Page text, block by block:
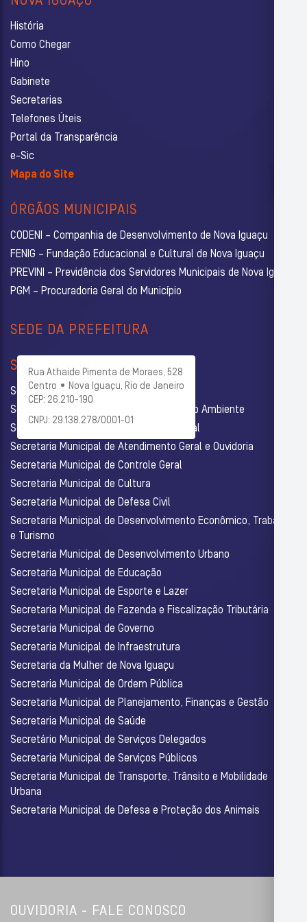
História
Como Chegar
Hino
Gabinete
Secretarias
Telefones Úteis
Portal da Transparência
e-Sic
Mapa do Site
ÓRGÃOS MUNICIPAIS
CODENI – Companhia de Desenvolvimento de Nova Iguaçu
FENIG – Fundação Educacional e Cultural de Nova Iguaçu
PREVINI – Previdência dos Servidores Municipais de Nova Iguaçu
PGM – Procuradoria Geral do Município
SEDE DA PREFEITURA
Rua Athaide Pimenta de Moraes, 528
Centro • Nova Iguaçu, Rio de Janeiro
CEP: 26.210-190
CNPJ: 29.138.278/0001-01
SECRETARIAS
Secretaria Municipal de Administração
Secretaria Municipal de Agricultura e Meio Ambiente
Secretaria Municipal de Assistência Social
Secretaria Municipal de Atendimento Geral e Ouvidoria
Secretaria Municipal de Controle Geral
Secretaria Municipal de Cultura
Secretaria Municipal de Defesa Civil
Secretaria Municipal de Desenvolvimento Econômico, Trabalho
e Turismo
Secretaria Municipal de Desenvolvimento Urbano
Secretaria Municipal de Educação
Secretaria Municipal de Esporte e Lazer
Secretaria Municipal de Fazenda e Fiscalização Tributária
Secretaria Municipal de Governo
Secretaria Municipal de Infraestrutura
Secretaria da Mulher de Nova Iguaçu
Secretaria Municipal de Ordem Pública
Secretaria Municipal de Planejamento, Finanças e Gestão
Secretaria Municipal de Saúde
Secretário Municipal de Serviços Delegados
Secretaria Municipal de Serviços Públicos
Secretaria Municipal de Transporte, Trânsito e Mobilidade
Urbana
Secretaria Municipal de Defesa e Proteção dos Animais
OUVIDORIA - FALE CONOSCO